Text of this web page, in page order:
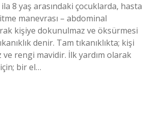
8 yaş arasındaki çocuklarda, hasta
manevrası – abdominal
kişiye dokunulmaz ve öksürmesi
denir. Tam tıkanıklıkta; kişi
rengi mavidir. İlk yardım olarak
bir el…